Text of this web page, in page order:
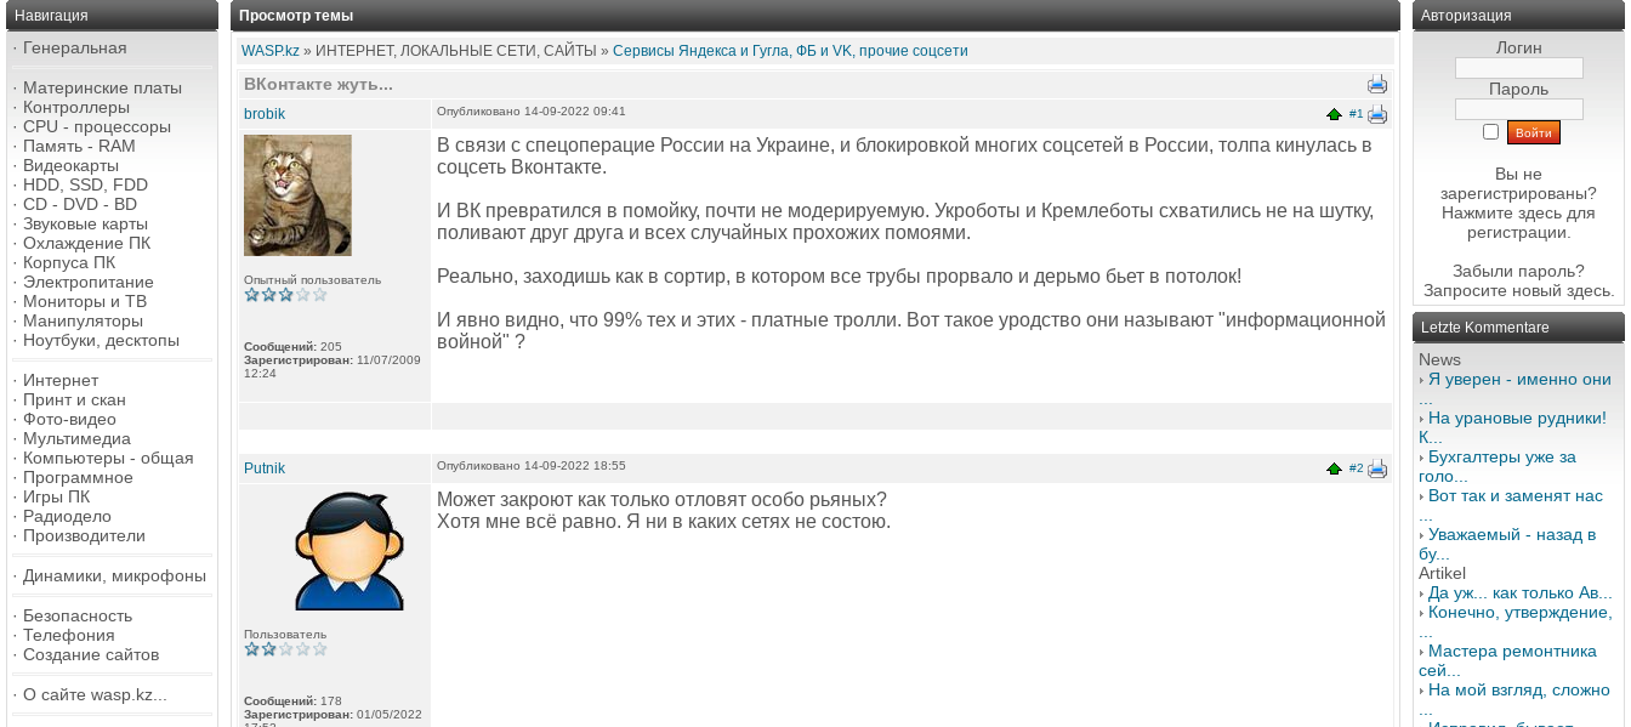
Навигация
· Генеральная
· Материнские платы
· Контроллеры
· CPU - процессоры
· Память - RAM
· Видеокарты
· HDD, SSD, FDD
· CD - DVD - BD
· Звуковые карты
· Охлаждение ПК
· Корпуса ПК
· Электропитание
· Мониторы и ТВ
· Манипуляторы
· Ноутбуки, десктопы
· Интернет
· Принт и скан
· Фото-видео
· Мультимедиа
· Компьютеры - общая
· Программное
· Игры ПК
· Радиодело
· Производители
· Динамики, микрофоны
· Безопасность
· Телефония
· Создание сайтов
· О сайте wasp.kz...
Просмотр темы
WASP.kz » ИНТЕРНЕТ, ЛОКАЛЬНЫЕ СЕТИ, САЙТЫ » Сервисы Яндекса и Гугла, ФБ и VK, прочие соцсети
ВКонтакте жуть...
brobik #1
Опубликовано 14-09-2022 09:41
Опытный пользователь
Сообщений: 205
Зарегистрирован: 11/07/2009
12:24
В связи с спецоперацие России на Украине, и блокировкой многих соцсетей в России, толпа кинулась в
соцсеть Вконтакте.
И ВК превратился в помойку, почти не модерируемую. Укроботы и Кремлеботы схватились не на шутку,
поливают друг друга и всех случайных прохожих помоями.
Реально, заходишь как в сортир, в котором все трубы прорвало и дерьмо бьет в потолок!
И явно видно, что 99% тех и этих - платные тролли. Вот такое уродство они называют "информационной
войной" ?
Putnik #2
Опубликовано 14-09-2022 18:55
Пользователь
Сообщений: 178
Зарегистрирован: 01/05/2022
Может закроют как только отловят особо рьяных?
Хотя мне всё равно. Я ни в каких сетях не состою.
Авторизация
Логин
Пароль
Вы не
зарегистрированы?
Нажмите здесь для
регистрации.
Забыли пароль?
Запросите новый здесь.
Letzte Kommentare
News
Я уверен - именно они
На урановые рудники!
К...
Бухгалтеры уже за
голо...
Вот так и заменят нас
Уважаемый - назад в
бу...
Artikel
Да уж... как только Ав...
Конечно, утверждение,
Мастера ремонтника
сей...
На мой взгляд, сложно